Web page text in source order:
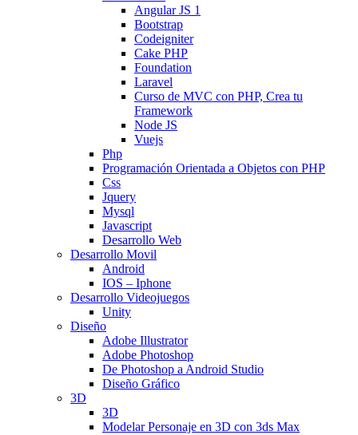
Angular JS 1
Bootstrap
Codeigniter
Cake PHP
Foundation
Laravel
Curso de MVC con PHP, Crea tu
Framework
Node JS
Vuejs
Php
Programación Orientada a Objetos con PHP
Css
Jquery
Mysql
Javascript
Desarrollo Web
Desarrollo Movil
Android
IOS – Iphone
Desarrollo Videojuegos
Unity
Diseño
Adobe Illustrator
Adobe Photoshop
De Photoshop a Android Studio
Diseño Gráfico
3D
3D
Modelar Personaje en 3D con 3ds Max